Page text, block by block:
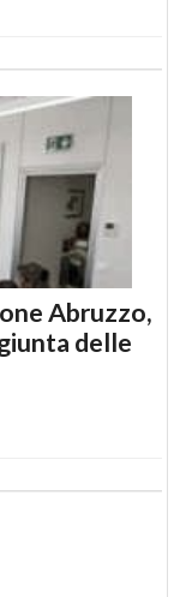
Abruzzo,
delle